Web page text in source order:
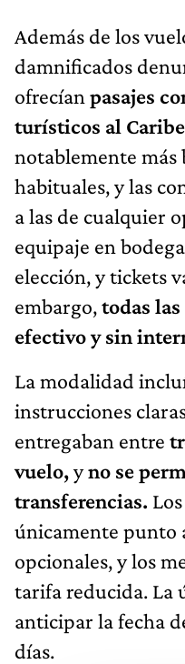
Además de los
damnificados
ofrecían pasajes
turísticos al Caribe
notablemente más
habituales, y las
a las de cualquier
equipaje en
elección, y tickets
embargo,todas
efectivo y sin
La modalidad
instrucciones
entregaban entre
vuelo,yno se
transferencias.
únicamente punto
opcionales, y los
tarifa reducida. La
anticipar la fecha
días.